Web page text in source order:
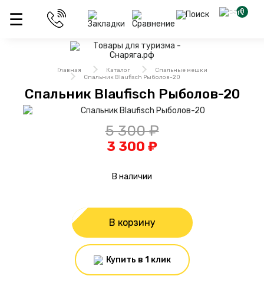
0
Главная Каталог
Спальные мешки
Спальник Blaufisch Рыболов-20
Спальник Blaufisch Рыболов-20
5 300 ₽
3 300 ₽
В наличии
В корзину
Купить в 1 клик